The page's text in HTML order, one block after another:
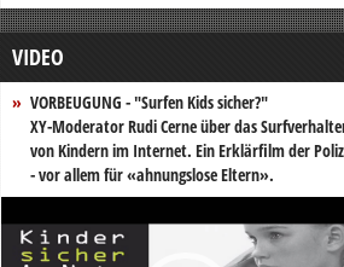
VIDEO
VORBEUGUNG - "Surfen Kids sicher?"
XY-Moderator Rudi Cerne über das
von Kindern im Internet. Ein Erklärfilm der
- vor allem für «ahnungslose Eltern».
Video-
Player